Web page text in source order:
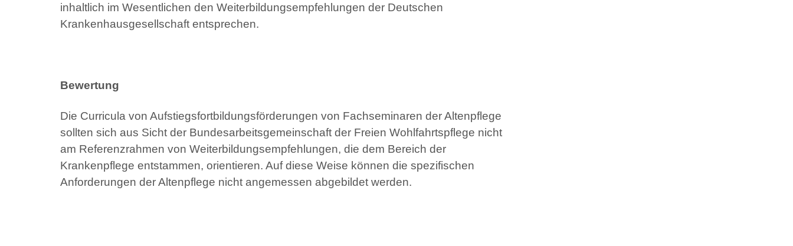
inhaltlich im Wesentlichen den Weiterbildungsempfehlungen der Deutschen
Krankenhausgesellschaft entsprechen.
Bewertung
Die Curricula von Aufstiegsfortbildungsförderungen von Fachseminaren der Altenpflege
sollten sich aus Sicht der Bundesarbeitsgemeinschaft der Freien Wohlfahrtspflege nicht
am Referenzrahmen von Weiterbildungsempfehlungen, die dem Bereich der
Krankenpflege entstammen, orientieren. Auf diese Weise können die spezifischen
Anforderungen der Altenpflege nicht angemessen abgebildet werden.